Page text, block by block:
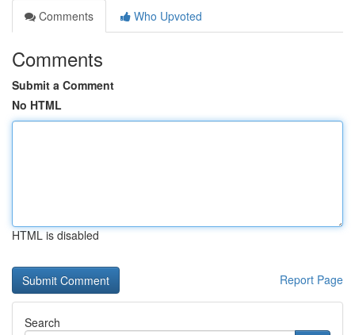
Comments
Who Upvoted
Comments
Submit a Comment
No HTML
HTML is disabled
Report Page
Search